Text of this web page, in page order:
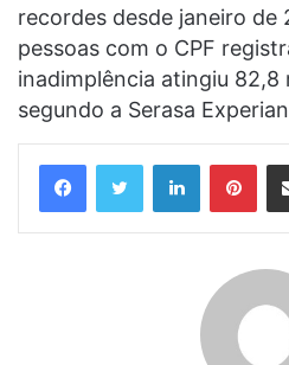
recordes desde janeiro de
pessoas com o CPF
inadimplência atingiu 82,8
segundo a Serasa
Linkedin